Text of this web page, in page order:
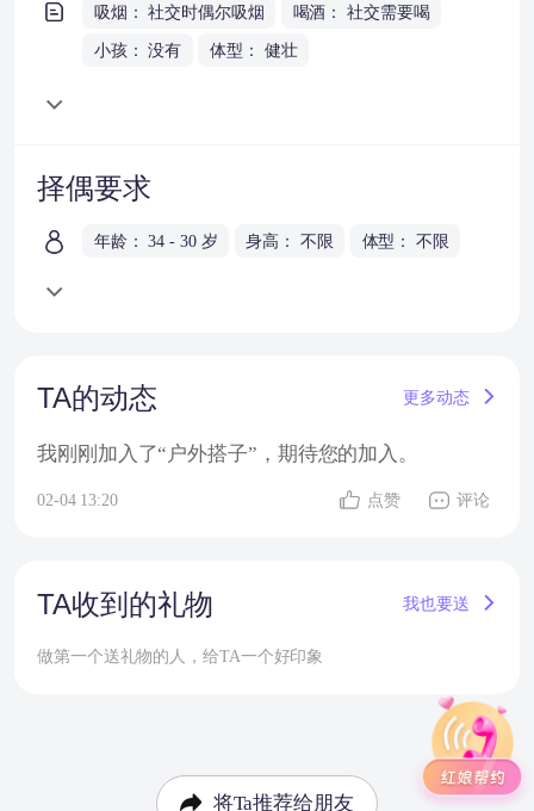
吸烟： 社交时偶尔吸烟 喝酒： 社交需要喝
小孩： 没有 体型： 健壮
择偶要求
年龄： 34 - 30 岁 身高： 不限 体型： 不限
TA的动态 更多动态
我刚刚加入了“户外搭子”，期待您的加入。
02-04 13:20 点赞 评论
TA收到的礼物 我也要送
做第一个送礼物的人，给TA一个好印象
将Ta推荐给朋友